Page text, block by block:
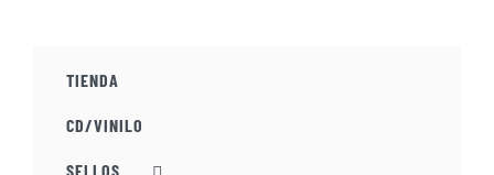
TIENDA
CD/VINILO
SELLOS